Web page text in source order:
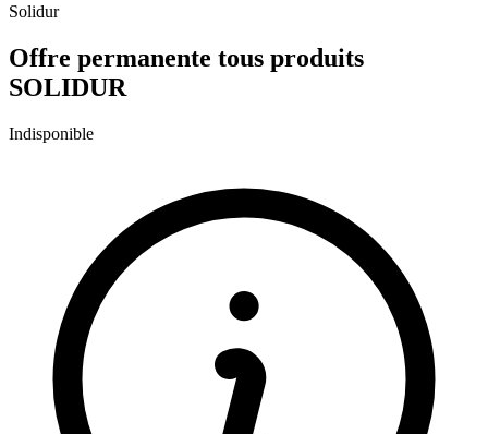
Solidur
Offre permanente tous produits
SOLIDUR
Indisponible